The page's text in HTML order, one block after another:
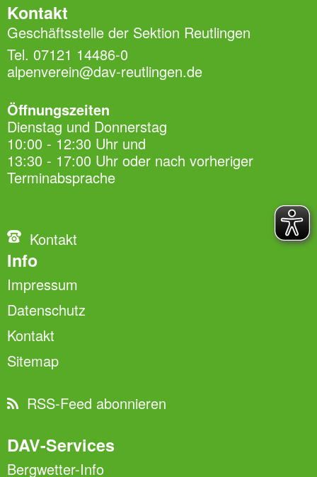
Kontakt
Geschäftsstelle der Sektion Reutlingen
Tel. 07121 14486-0
alpenverein@dav-reutlingen.de
Öffnungszeiten
Dienstag und Donnerstag
10:00 - 12:30 Uhr und
13:30 - 17:00 Uhr oder nach vorheriger
Terminabsprache
Kontakt
Info
Impressum
Datenschutz
Kontakt
Sitemap
RSS-Feed abonnieren
DAV-Services
Bergwetter-Info